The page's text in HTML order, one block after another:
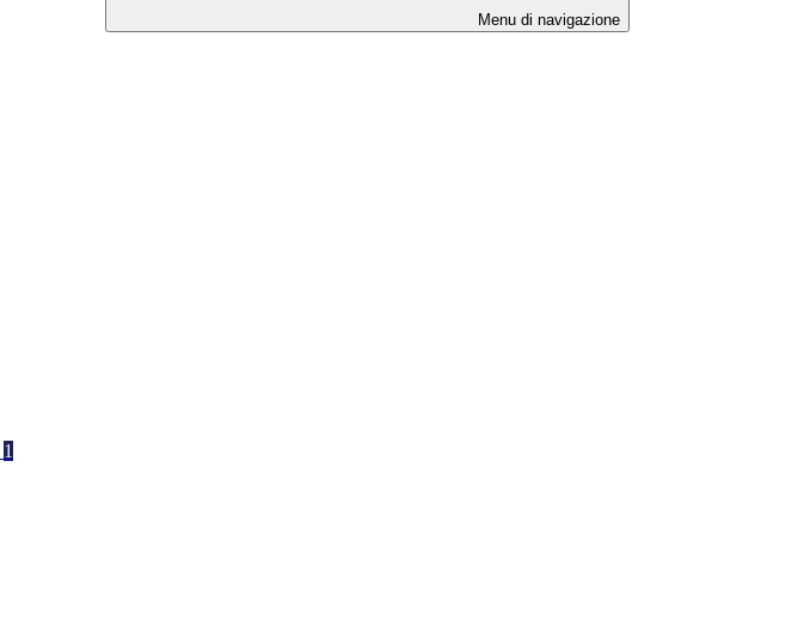
Menu di navigazione
1